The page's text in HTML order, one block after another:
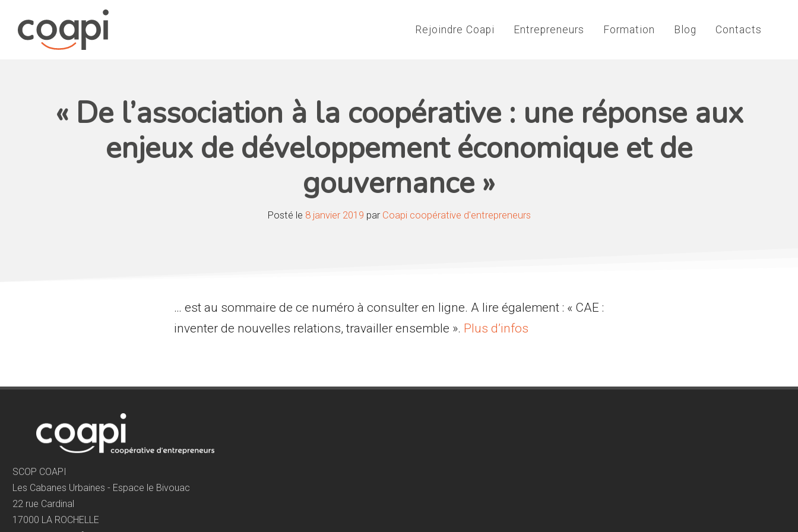
Rejoindre Coapi Entrepreneurs Formation Blog Contacts
« De l’association à la coopérative : une réponse aux
enjeux de développement économique et de
gouvernance »
Posté le 8 janvier 2019 par Coapi coopérative d'entrepreneurs
… est au sommaire de ce numéro à consulter en ligne. A lire également : « CAE :
inventer de nouvelles relations, travailler ensemble ». Plus d’infos
SCOP COAPI
Les Cabanes Urbaines - Espace le Bivouac
22 rue Cardinal
17000 LA ROCHELLE